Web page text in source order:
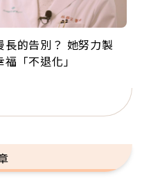
長的告別？ 她努力製
「不退化」
克力神父 為台灣奉獻
我的家，我連作夢都
總、搬回台灣找快
丑」走進安養院，
世界紀錄 成為全球
，分享長壽的秘密
擇追夢…黑手阿伯拉
巨蛋！連CNN都大